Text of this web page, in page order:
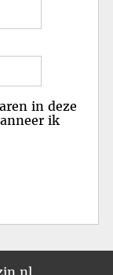
in deze
ik